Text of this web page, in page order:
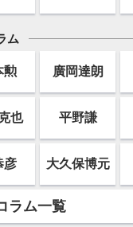
ム
勲 廣岡達朗
也 平野謙
彦 大久保博元
ラム一覧